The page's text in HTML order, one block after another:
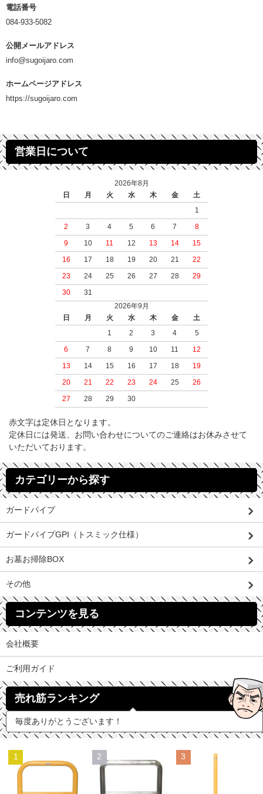
電話番号
084-933-5082
公開メールアドレス
info@sugoijaro.com
ホームページアドレス
https://sugoijaro.com
営業日について
2026年8月
日
月 火 水 木 金
土
1
2
3 4 5 6 7
8
9
10 11 12 13 14
15
16
17 18 19 20 21
22
23
24 25 26 27 28
29
30
31
2026年9月
日
月 火 水 木 金
土
1
2 3 4
5
6
7 8 9 10 11
12
13
14 15 16 17 18
19
20
21 22 23 24 25
26
27
28 29 30
赤文字は定休日となります。
定休日には発送、お問い合わせについてのご連絡はお休みさせて
いただいております。
カテゴリーから探す
ガードパイプ
ガードパイプGPI（トスミック仕様）
お墓お掃除BOX
その他
コンテンツを見る
会社概要
ご利用ガイド
売れ筋ランキング
毎度ありがとうございます！
1 2 3